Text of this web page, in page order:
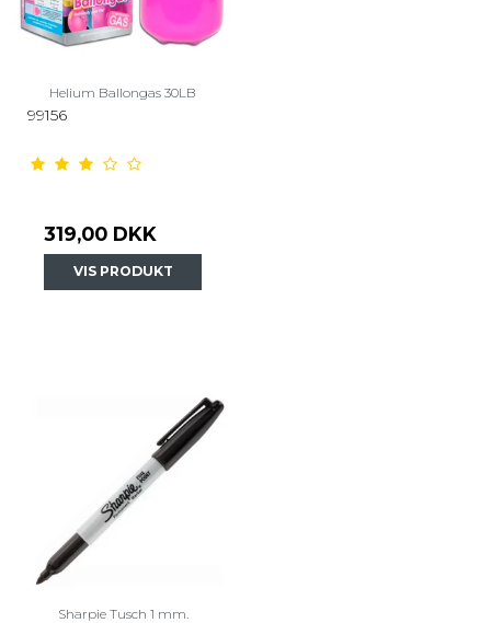
Helium Ballongas 30LB
99156
319,00 DKK
VIS PRODUKT
Sharpie Tusch 1 mm.